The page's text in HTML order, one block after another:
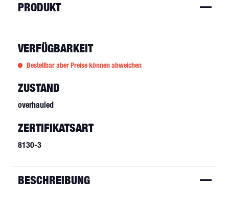
PRODUKT
VERFÜGBARKEIT
Bestellbar aber Preise können abweichen
ZUSTAND
overhauled
ZERTIFIKATSART
8130-3
BESCHREIBUNG